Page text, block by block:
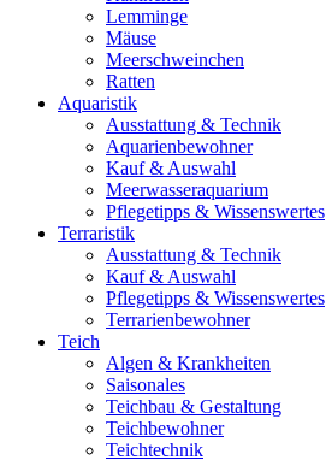
Lemminge
Mäuse
Meerschweinchen
Ratten
Aquaristik
Ausstattung & Technik
Aquarienbewohner
Kauf & Auswahl
Meerwasseraquarium
Pflegetipps & Wissenswertes
Terraristik
Ausstattung & Technik
Kauf & Auswahl
Pflegetipps & Wissenswertes
Terrarienbewohner
Teich
Algen & Krankheiten
Saisonales
Teichbau & Gestaltung
Teichbewohner
Teichtechnik